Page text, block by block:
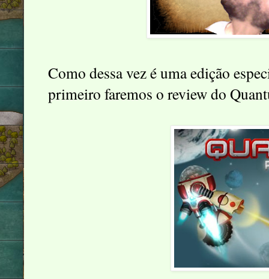
Como dessa vez é uma edição
primeiro faremos o review do